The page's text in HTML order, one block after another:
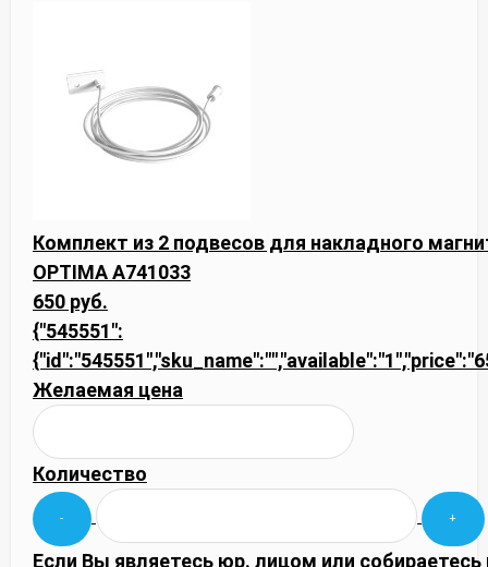
Комплект из 2 подвесов для накладного
OPTIMA A741033
650 руб.
{"545551":
Желаемая цена
Количество
Если Вы являетесь юр. лицом или